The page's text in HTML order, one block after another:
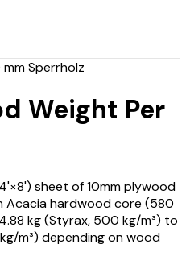
mm Sperrholz
Weight Per
sheet of 10mm plywood
Acacia hardwood core (580
kg (Styrax, 500 kg/m³) to
m³) depending on wood